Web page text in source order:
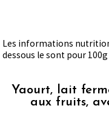
Les informations
dessous le sont pour
Yaourt, lait
aux fruits,